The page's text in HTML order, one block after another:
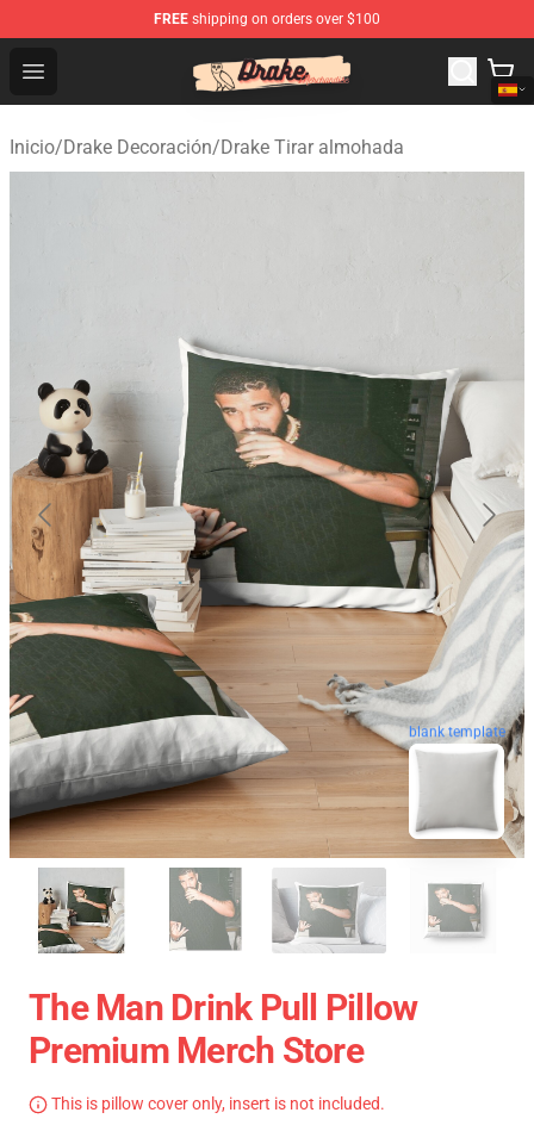
FREE shipping on orders over $100
Open menu
Drake Shop - Official Drake Merchandise Store
Inicio/Drake Decoración/Drake Tirar almohada
blank template
The Man Drink Pull Pillow
Premium Merch Store
This is pillow cover only, insert is not included.